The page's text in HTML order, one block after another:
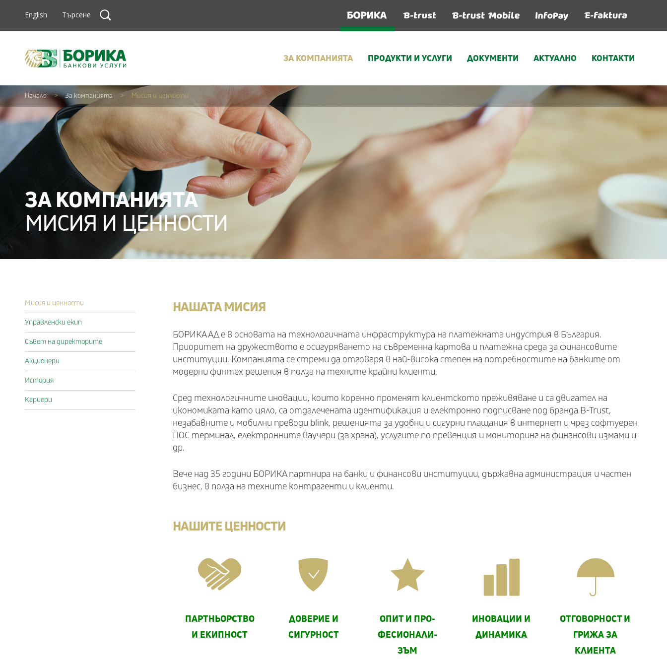
English Търсене
Търсене
Търсене
ЗА КОМПАНИЯТА ПРОДУКТИ И УСЛУГИ ДОКУМЕНТИ АКТУАЛНО КОНТАКТИ
Начало > За компанията > Мисия и ценности
ЗА КОМПАНИЯТА
МИСИЯ И ЦЕННОСТИ
Мисия и ценности
Управленски екип
Съвет на директорите
Акционери
История
Кариери
НАШАТА МИСИЯ
БОРИКА АД е в основата на технологичната инфраструктура на платежната индустрия в България.
Приоритет на дружеството е осигуряването на съвременна картова и платежна среда за финансовите
институции. Компанията се стреми да отговаря в най-висока степен на потребностите на банките от
модерни финтех решения в полза на техните крайни клиенти.
Сред технологичните иновации, които коренно променят клиентското преживяване и са двигател на
икономиката като цяло, са отдалечената идентификация и електронно подписване под бранда B-Trust,
незабавните и мобилни преводи blink, решенията за удобни и сигурни плащания в интернет и чрез софтуерен
ПОС терминал, електронните ваучери (за храна), услугите по превенция и мониторинг на финансови измами и
др.
Вече над 35 години БОРИКА партнира на банки и финансови институции, държавна администрация и частен
бизнес, в полза на техните контрагенти и клиенти.
НАШИТЕ ЦЕННОСТИ
ПАРТНЬОРСТВО
И ЕКИПНОСТ
ДОВЕРИЕ И
СИГУРНОСТ
ОПИТ И ПРО­
ФЕСИО­НАЛИ­
ЗЪМ
ИНОВАЦИИ И
ДИНАМИКА
ОТГОВОРНОСТ И
ГРИЖА ЗА
КЛИЕНТА